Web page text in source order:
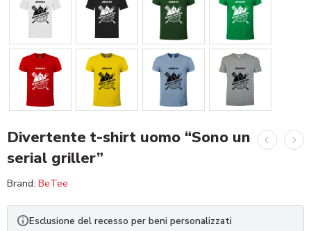
Divertente t-shirt uomo “Sono un
serial griller”
Brand: BeTee
Esclusione del recesso per beni personalizzati